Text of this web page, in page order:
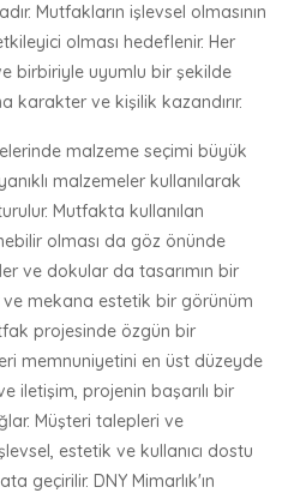
Mutfakların işlevsel olmasının
olması hedeflenir. Her
birbiriyle uyumlu bir şekilde
karakter ve kişilik kazandırır.
malzeme seçimi büyük
malzemeler kullanılarak
Mutfakta kullanılan
olması da göz önünde
ve dokular da tasarımın bir
mekana estetik bir görünüm
projesinde özgün bir
memnuniyetini en üst düzeyde
iletişim, projenin başarılı bir
Müşteri talepleri ve
estetik ve kullanıcı dostu
geçirilir. DNY Mimarlık'ın